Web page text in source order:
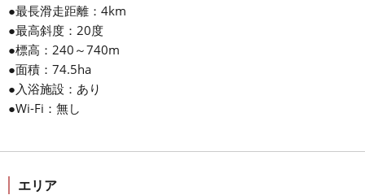
●最長滑走距離：4km
●最高斜度：20度
●標高：240～740m
●面積：74.5ha
●入浴施設：あり
●Wi-Fi：無し
エリア